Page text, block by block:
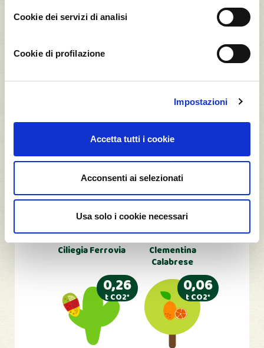
Cookie dei servizi di analisi
Cookie di profilazione
Impostazioni
Accetta tutti i cookie
Acconsenti ai selezionati
Usa solo i cookie necessari
0,04
Cachi di Romagna
1
Castagna Del
Prete
0,13
1
Ciliegia Ferrovia
0,30
5
Clementina
Calabrese
0,26
t CO2* 0,06
t CO2*